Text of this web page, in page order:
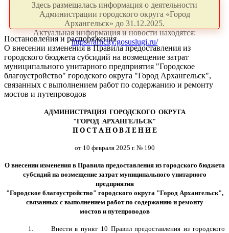
Здесь размещалась информация о деятельности
Администрации городского округа «Город
Архангельск» до 31.12.2025.
Актуальная информация и новости находятся:
https://arhcity.gosuslugi.ru/
Постановления и распоряжения
О внесении изменения в Правила предоставления из
городского бюджета субсидий на возмещение затрат
муниципального унитарного предприятия "Городское
благоустройство" городского округа "Город Архангельск",
связанных с выполнением работ по содержанию и ремонту
мостов и путепроводов
АДМИНИСТРАЦИЯ ГОРОДСКОГО ОКРУГА
"ГОРОД АРХАНГЕЛЬСК"
П О С Т А Н О В Л Е Н И Е
от 10 февраля 2025 г. № 190
О внесении изменения в Правила предоставления из городского бюджета
субсидий на возмещение затрат муниципального унитарного
предприятия
"Городское благоустройство" городского округа "Город Архангельск",
связанных с выполнением работ по содержанию и ремонту
мостов и путепроводов
1. Внести в пункт 10 Правил предоставления из городского